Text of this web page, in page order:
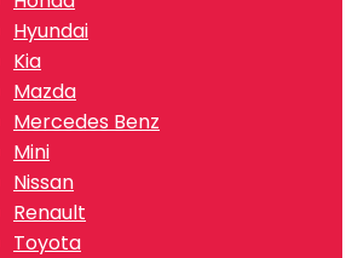
Hyundai
Kia
Mazda
Mercedes Benz
Mini
Nissan
Renault
Toyota